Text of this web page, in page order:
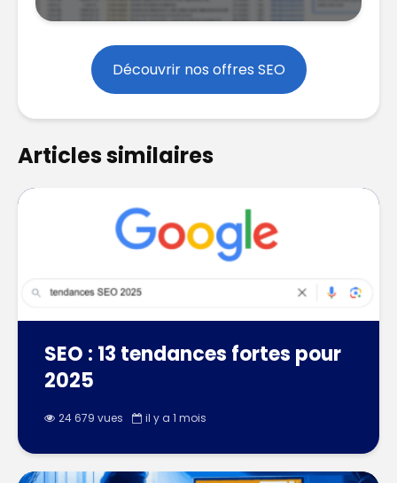
Découvrir nos offres SEO
Articles similaires
SEO : 13 tendances fortes pour
2025
24 679 vues il y a 1 mois